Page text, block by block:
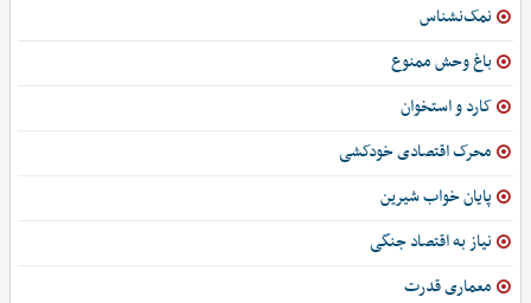
نمک‌نشناس
باغ‌ وحش ممنوع
کارد و استخوان
محرک اقتصادی خودکشی
پایان خواب شیرین
نیاز به اقتصاد جنگی
معماری قدرت